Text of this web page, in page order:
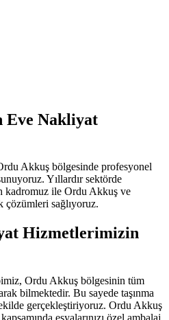
Eve Nakliyat
Akkuş bölgesinde profesyonel
Yıllardır sektörde
kadromuz ile Ordu Akkuş ve
çözümleri sağlıyoruz.
Hizmetlerimizin
Ordu Akkuş bölgesinin tüm
bilmektedir. Bu sayede taşınma
gerçekleştiriyoruz. Ordu Akkuş